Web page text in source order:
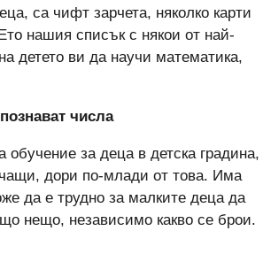
са чифт зарчета, няколко карти
нашия списък с някои от най-
детето ви да научи математика,
числа
за деца в детска градина,
дори по-млади от това. Има
да е трудно за малките деца да
нещо, независимо какво се брои.